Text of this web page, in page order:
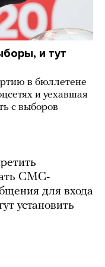
и тут
в бюллетене
и уехавшая
с выборов
СМС-
для входа
установить